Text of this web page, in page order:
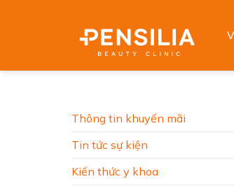
Thông tin khuyến mãi
Tin tức sự kiện
Kiến thức y khoa